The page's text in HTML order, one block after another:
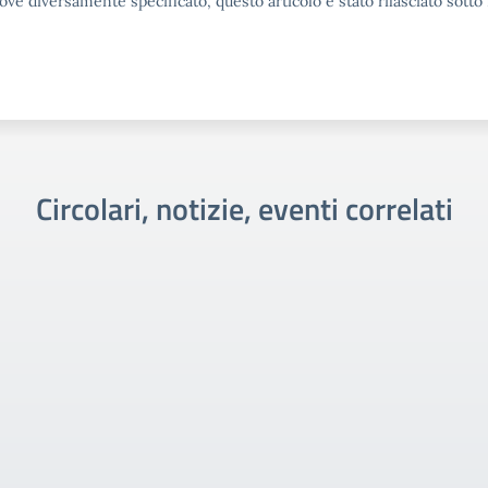
Circolari, notizie, eventi correlati